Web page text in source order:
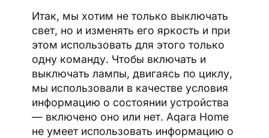
Итак, мы хотим не только выключать
свет, но и изменять его яркость и при
этом использовать для этого только
одну команду. Чтобы включать и
выключать лампы, двигаясь по циклу,
мы использовали в качестве условия
информацию о состоянии устройства
— включено оно или нет. Aqara Home
не умеет использовать информацию о